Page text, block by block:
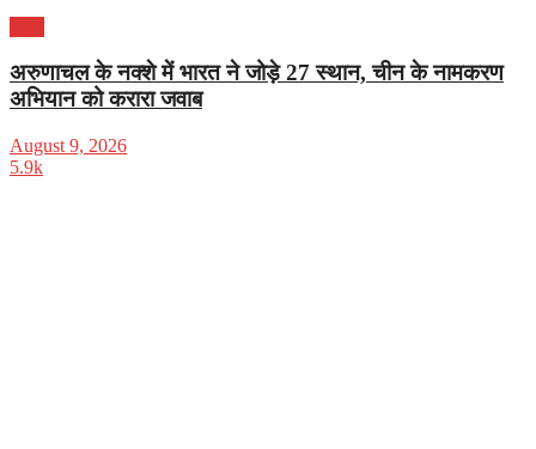
अरुणाचल के नक्शे में भारत ने जोड़े 27 स्थान, चीन के नामकरण
अभियान को करारा जवाब
August 9, 2026
5.9k